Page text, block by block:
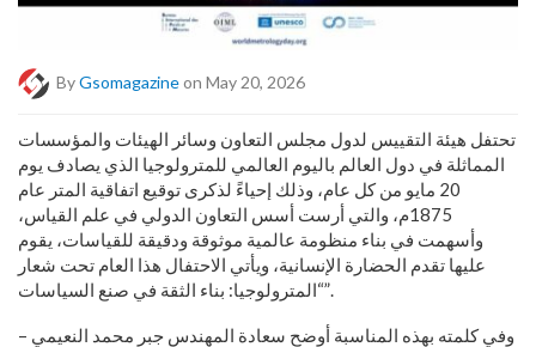
ByGsomagazineon May 20, 2026
تحتفل هيئة التقييس لدول مجلس التعاون وسائر الهيئات والمؤسسات
المماثلة في دول العالم باليوم العالمي للمترولوجيا الذي يصادف يوم
20 مايو من كل عام، وذلك إحياءً لذكرى توقيع اتفاقية المتر عام
1875م، والتي أرست أسس التعاون الدولي في علم القياس،
وأسهمت في بناء منظومة عالمية موثوقة ودقيقة للقياسات، يقوم
عليها تقدم الحضارة الإنسانية، ويأتي الاحتفال هذا العام تحت شعار
“المترولوجيا: بناء الثقة في صنع السياسات”.
وفي كلمته بهذه المناسبة أوضح سعادة المهندس جبر محمد النعيمي –